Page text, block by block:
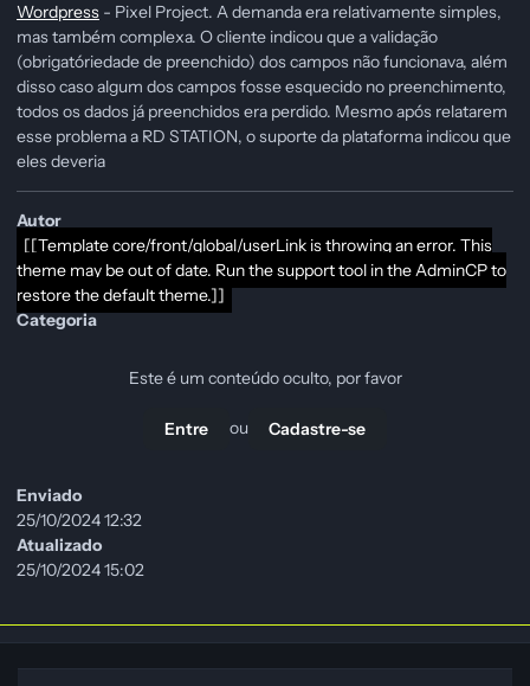
Wordpress - Pixel Project. A demanda era relativamente simples,
mas também complexa. O cliente indicou que a validação
(obrigatóriedade de preenchido) dos campos não funcionava, além
disso caso algum dos campos fosse esquecido no preenchimento,
todos os dados já preenchidos era perdido. Mesmo após relatarem
esse problema a RD STATION, o suporte da plataforma indicou que
eles deveria
Autor
[[Template core/front/global/userLink is throwing an error. This
theme may be out of date. Run the support tool in the AdminCP to
restore the default theme.]]
Categoria
Este é um conteúdo oculto, por favor
Entre ou Cadastre-se
Enviado
25/10/2024 12:32
Atualizado
25/10/2024 15:02